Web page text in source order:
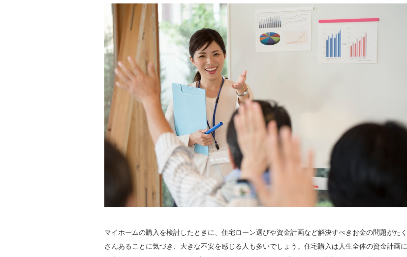
マイホームの購入を検討したときに、住宅ローン選びや資金計画など解決すべきお金の問題がたく
さんあることに気づき、大きな不安を感じる人も多いでしょう。住宅購入は人生全体の資金計画に